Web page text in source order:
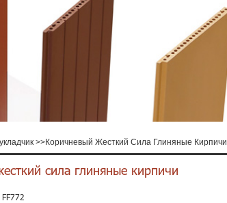
>>Коричневый Жесткий Сила Глиняные Кирпичи
сила глиняные кирпичи
FF772